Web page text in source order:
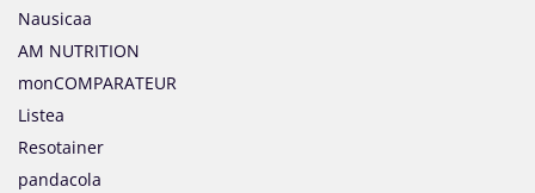
Nausicaa
AM NUTRITION
monCOMPARATEUR
Listea
Resotainer
pandacola